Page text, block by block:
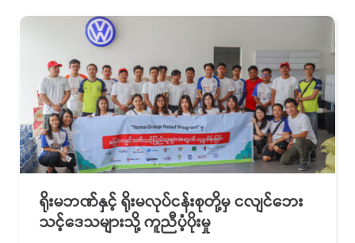
ရိုးမဘဏ်နှင့် ရိုးမလုပ်ငန်းစုတို့မှ ငလျင်ဘေး
သင့်ဒေသများသို့ ကူညီပံ့ပိုးမှု